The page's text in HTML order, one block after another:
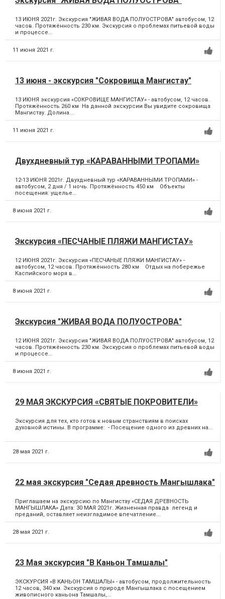
13 ИЮНЯ 2021г. Экскурсия "ЖИВАЯ ВОДА ПОЛУОСТРОВА" автобусом, 12
часов. Протяжённость 230 км. Экскурсия о проблемах питьевой воды
и процессе...
11 июня 2021 г.
13 июня - экскурсия "Сокровища Мангистау"
13 ИЮНЯ экскурсия «СОКРОВИЩЕ МАНГИСТАУ» - автобусом, 12 часов.
Протяжённость 260 км На данной экскурсии Вы увидите сокровища
Мангистау. Долина...
11 июня 2021 г.
Двухдневный тур «КАРАВАННЫМИ ТРОПАМИ»
12-13 ИЮНЯ 2021г. Двухдневный тур «КАРАВАННЫМИ ТРОПАМИ» -
автобусом, 2 дня / 1 ночь. Протяжённость 450 км Объекты
посещения: ущелье...
8 июня 2021 г.
Экскурсия «ПЕСЧАНЫЕ ПЛЯЖИ МАНГИСТАУ»
12 ИЮНЯ 2021г. Экскурсия «ПЕСЧАНЫЕ ПЛЯЖИ МАНГИСТАУ» -
автобусом, 12 часов. Протяжённость 280 км Отдых на побережье
Каспийского моря в...
8 июня 2021 г.
Экскурсия "ЖИВАЯ ВОДА ПОЛУОСТРОВА"
12 ИЮНЯ 2021г. Экскурсия "ЖИВАЯ ВОДА ПОЛУОСТРОВА" автобусом, 12
часов. Протяжённость 230 км. Экскурсия о проблемах питьевой воды
и процессе...
8 июня 2021 г.
29 МАЯ ЭКСКУРСИЯ «СВЯТЫЕ ПОКРОВИТЕЛИ»
Экскурсия для тех, кто готов к новым странствиям в поисках
духовной истины. В программе: - Посещение одного из древних на...
28 мая 2021 г.
22 мая экскурсия "Седая древность Мангышлака"
Приглашаем на экскурсию по Мангистау «СЕДАЯ ДРЕВНОСТЬ
МАНГЫШЛАКА» Дата: 30 МАЯ 2021г. Жизненная правда легенд и
преданий, оставляет неизгладимое впечатление...
28 мая 2021 г.
23 Мая экскурсия "В Каньон Тамшалы"
ЭКСКУРСИЯ «В КАНЬОН ТАМШАЛЫ» - автобусом, продолжительность
12 часов, 340 км. Экскурсия о природе Мангышлака с посещением
живописного каньона Тамшалы,...